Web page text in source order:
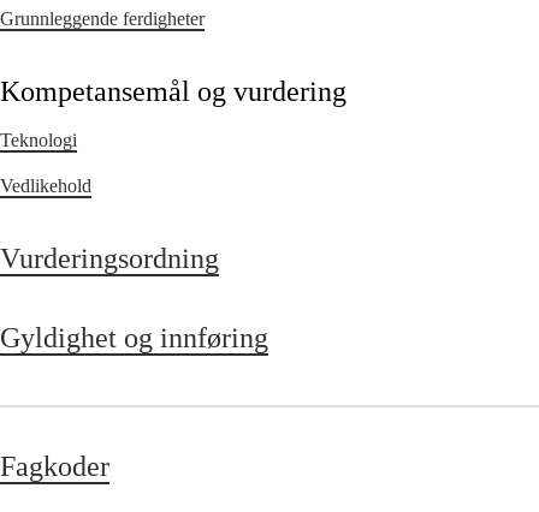
Grunnleggende ferdigheter
Kompetansemål og vurdering
Teknologi
Vedlikehold
Vurderingsordning
Gyldighet og innføring
Fagkoder